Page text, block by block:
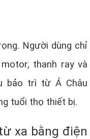
Người dùng chỉ
thanh ray và
bảo trì từ Á Châu
tuổi thọ thiết bị.
xa bằng điện